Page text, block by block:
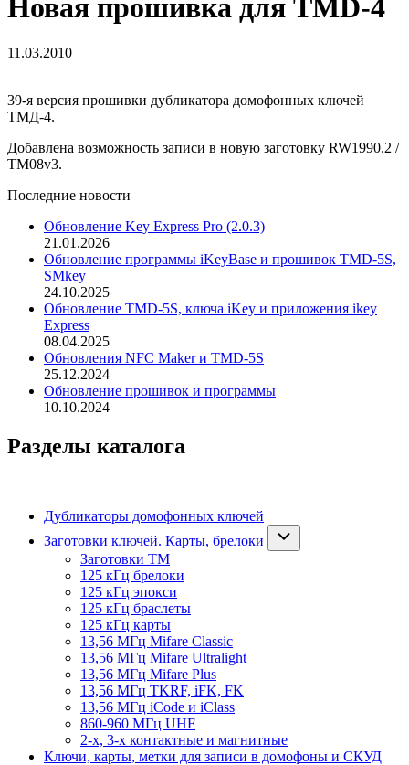
Новая прошивка для TMD-4
11.03.2010
39-я версия прошивки дубликатора домофонных ключей
ТМД-4.
Добавлена возможность записи в новую заготовку RW1990.2 /
TM08v3.
Последние новости
Обновление Key Express Pro (2.0.3)
21.01.2026
Обновление программы iKeyBase и прошивок TMD-5S,
SMkey
24.10.2025
Обновление TMD-5S, ключа iKey и приложения ikey
Express
08.04.2025
Обновления NFC Maker и TMD-5S
25.12.2024
Обновление прошивок и программы
10.10.2024
Разделы каталога
Дубликаторы домофонных ключей
Заготовки ключей. Карты, брелоки
Заготовки ТМ
125 кГц брелоки
125 кГц эпокси
125 кГц браслеты
125 кГц карты
13,56 МГц Mifare Classic
13,56 МГц Mifare Ultralight
13,56 МГц Mifare Plus
13,56 МГц TKRF, iFK, FK
13,56 МГц iCode и iClass
860-960 МГц UHF
2-х, 3-х контактные и магнитные
Ключи, карты, метки для записи в домофоны и СКУД